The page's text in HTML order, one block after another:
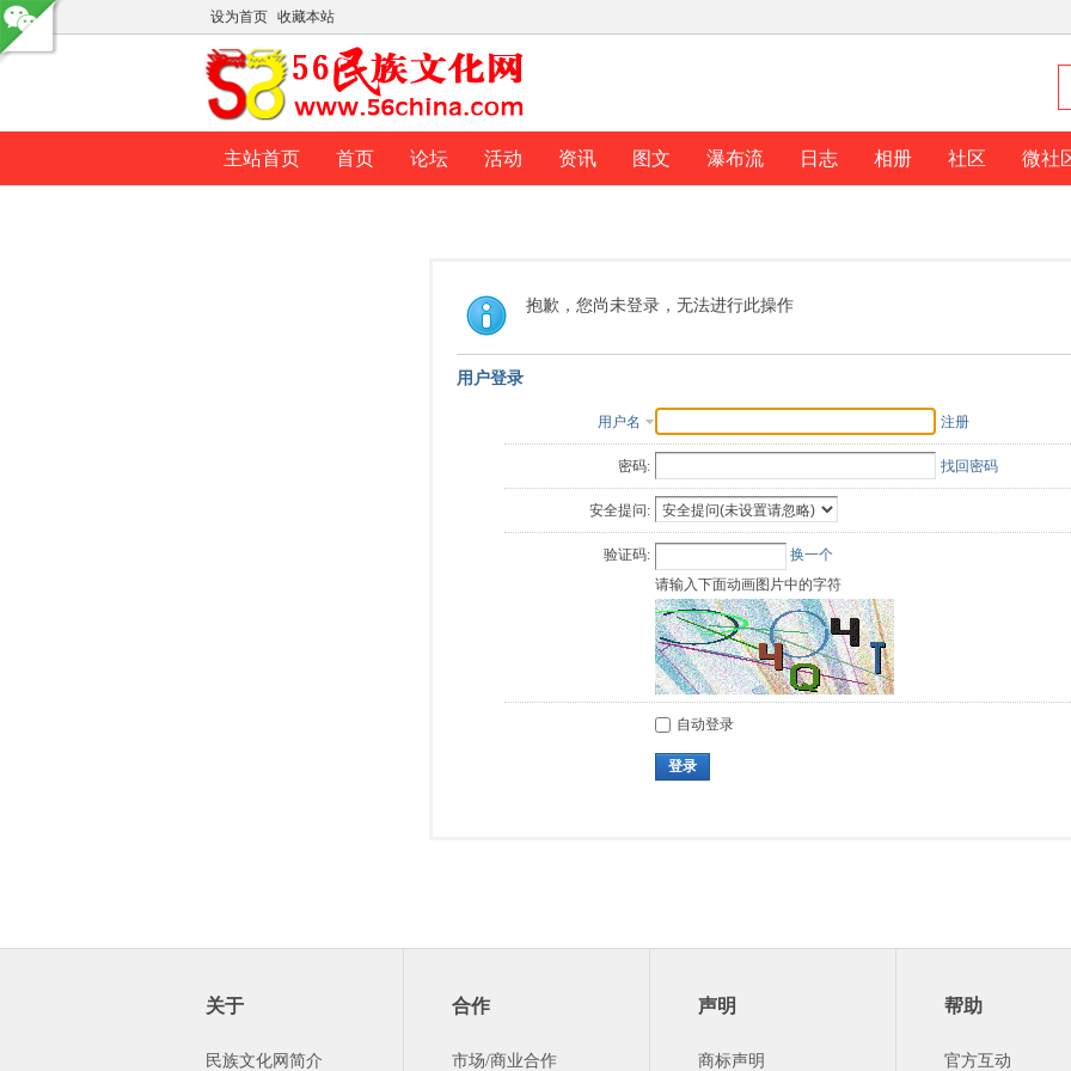
设为首页 收藏本站
主站首页 首页 论坛 活动 资讯 图文 瀑布流 日志 相册 社区 微社
抱歉，您尚未登录，无法进行此操作
用户登录
用户名 注册
密码: 找回密码
安全提问:
验证码:
换一个
请输入下面动画图片中的字符
自动登录
登录
关于
民族文化网简介
合作
市场/商业合作
声明
商标声明
帮助
官方互动